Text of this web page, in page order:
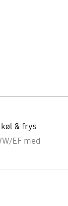
& frys
EF med